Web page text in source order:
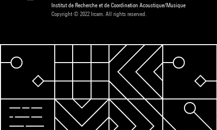
Institut de Recherche et de Coordination Acoustique/Musique
Copyright © 2022 Ircam. All rights reserved.